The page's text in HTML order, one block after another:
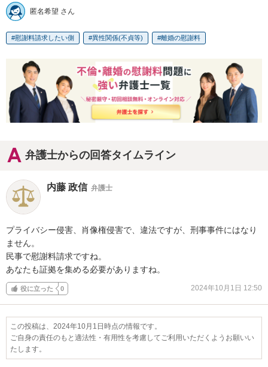
匿名希望 さん
慰謝料請求したい側 異性関係(不貞等) 離婚の慰謝料
弁護士からの回答タイムライン
内藤 政信 弁護士
プライバシー侵害、肖像権侵害で、違法ですが、刑事事件にはなり
ません。
民事で慰謝料請求ですね。
あなたも証拠を集める必要がありますね。
役に立った 0 2024年10月1日 12:50
この投稿は、2024年10月1日時点の情報です。
ご自身の責任のもと適法性・有用性を考慮してご利用いただくようお願いい
たします。